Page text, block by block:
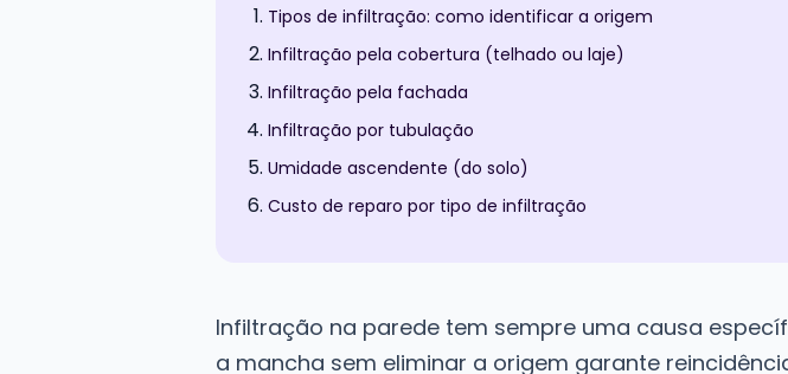
Tipos de infiltração: como identificar a origem
Infiltração pela cobertura (telhado ou laje)
Infiltração pela fachada
Infiltração por tubulação
Umidade ascendente (do solo)
Custo de reparo por tipo de infiltração
Infiltração na parede tem sempre uma causa
a mancha sem eliminar a origem garante